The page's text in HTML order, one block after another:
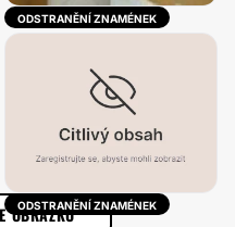
ODSTRANĚNÍ ZNAMÉNEK
ODSTRANĚNÍ ZNAMÉNEK
OBRÁZKŮ